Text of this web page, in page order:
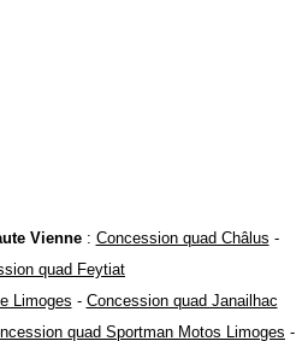
Vienne: Concession quad Châlus -
quad Feytiat
Limoges - Concession quad Janailhac
quad Sportman Motos Limoges -